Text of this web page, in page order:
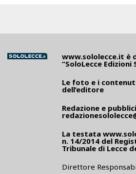
www.sololecce.it è
“SoloLecce Edizioni
Le foto e i
dell’editore
Redazione e
La testata
n. 14/2014 del
Tribunale di Lecce
Direttore